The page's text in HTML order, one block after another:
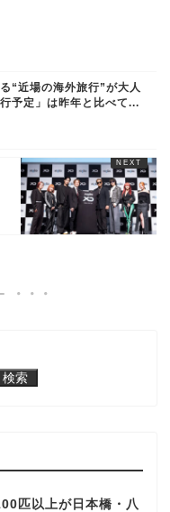
“近場の海外旅行”が大人
予定」は昨年と比べて...
検索
匹以上が日本橋・八